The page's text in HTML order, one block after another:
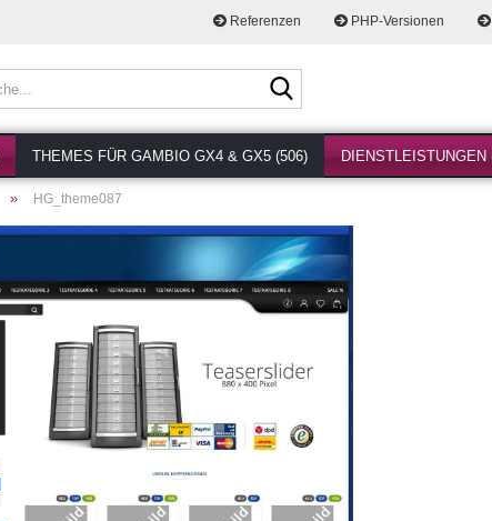
Referenzen PHP-Versionen
THEMES FÜR GAMBIO GX4 & GX5 (506) DIENSTLEISTUNGEN
» HG_theme087